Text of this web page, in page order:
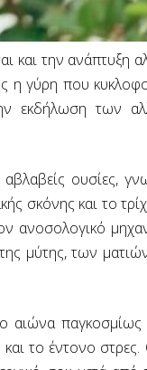
και την ανάπτυξη
η γύρη που
εκδήλωση των
αβλαβείς ουσίες,
σκόνης και το
ανοσολογικό
μύτης, των
αιώνα παγκοσμίως
το έντονο στρες.